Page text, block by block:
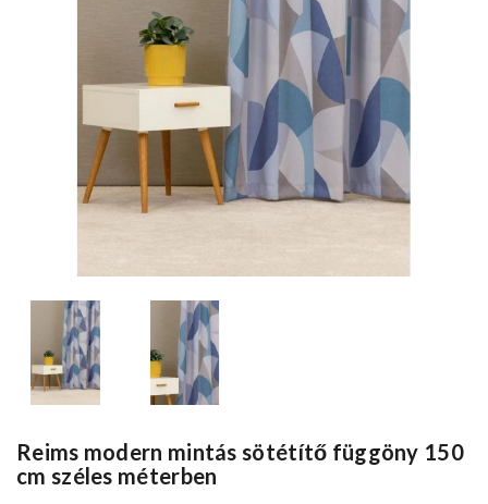
Reims modern mintás sötétítő függöny 150
cm széles méterben